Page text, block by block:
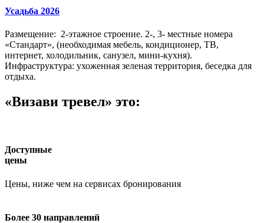
Усадьба 2026
Размещение: 2-этажное строение. 2-, 3- местные номера
«Стандарт», (необходимая мебель, кондиционер, ТВ,
интернет, холодильник, санузел, мини-кухня).
Инфраструктура: ухоженная зеленая территория, беседка для
отдыха.
«Визави тревел» это:
Доступные
цены
Цены, ниже чем на сервисах бронирования
Более 30 направлений